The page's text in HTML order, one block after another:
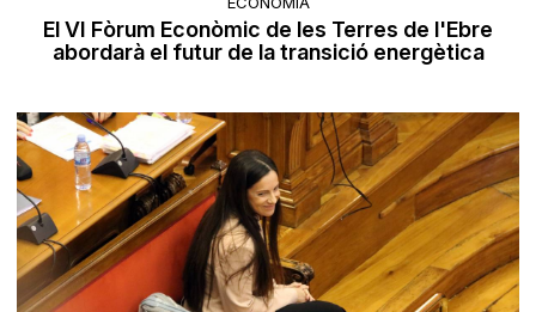
El VI Fòrum Econòmic de les Terres de l'Ebre
abordarà el futur de la transició energètica